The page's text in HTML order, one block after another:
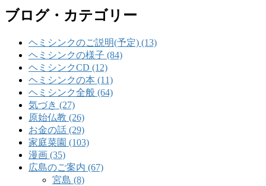
ブログ・カテゴリー
ヘミシンクのご説明(予定) (13)
ヘミシンクの様子 (84)
ヘミシンクCD (12)
ヘミシンクの本 (11)
ヘミシンク全般 (64)
気づき (27)
原始仏教 (26)
お金の話 (29)
家庭菜園 (103)
漫画 (35)
広島のご案内 (67)
宮島 (8)